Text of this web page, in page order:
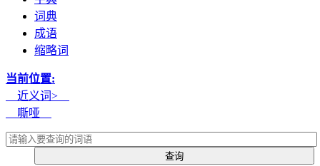
词典
成语
缩略词
当前位置:
近义词>
嘶哑